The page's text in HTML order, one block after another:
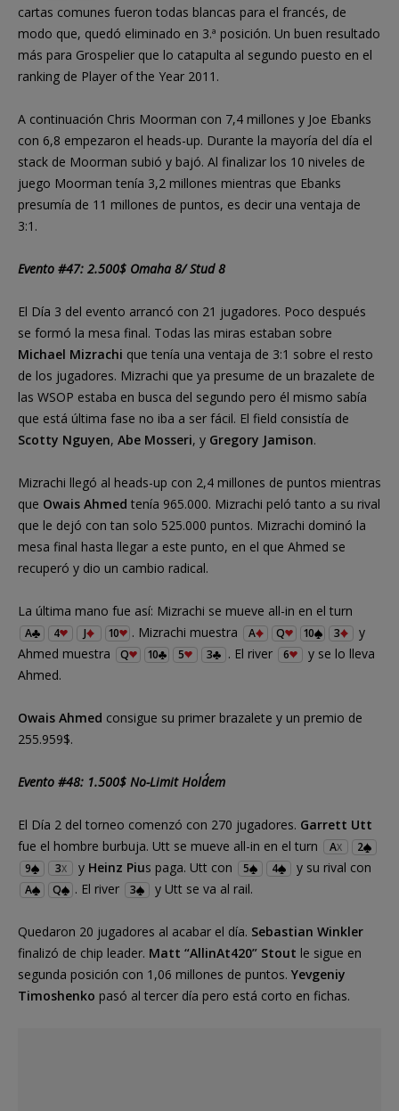
cartas comunes fueron todas blancas para el francés, de
modo que, quedó eliminado en 3.ª posición. Un buen resultado
más para Grospelier que lo catapulta al segundo puesto en el
ranking de Player of the Year 2011.
A continuación Chris Moorman con 7,4 millones y Joe Ebanks
con 6,8 empezaron el heads-up. Durante la mayoría del día el
stack de Moorman subió y bajó. Al finalizar los 10 niveles de
juego Moorman tenía 3,2 millones mientras que Ebanks
presumía de 11 millones de puntos, es decir una ventaja de
3:1.
Evento #47: 2.500$ Omaha 8/ Stud 8
El Día 3 del evento arrancó con 21 jugadores. Poco después
se formó la mesa final. Todas las miras estaban sobre
Michael Mizrachi que tenía una ventaja de 3:1 sobre el resto
de los jugadores. Mizrachi que ya presume de un brazalete de
las WSOP estaba en busca del segundo pero él mismo sabía
que está última fase no iba a ser fácil. El field consistía de
Scotty Nguyen, Abe Mosseri, y Gregory Jamison.
Mizrachi llegó al heads-up con 2,4 millones de puntos mientras
que Owais Ahmed tenía 965.000. Mizrachi peló tanto a su rival
que le dejó con tan solo 525.000 puntos. Mizrachi dominó la
mesa final hasta llegar a este punto, en el que Ahmed se
recuperó y dio un cambio radical.
La última mano fue así: Mizrachi se mueve all-in en el turn
A 4 J 10 . Mizrachi muestra A Q 10 3
y
Ahmed muestra
Q 10 5 3 . El river 6
y se lo lleva
Ahmed.
Owais Ahmed consigue su primer brazalete y un premio de
255.959$.
Evento #48: 1.500$ No-Limit Hold´em
El Día 2 del torneo comenzó con 270 jugadores. Garrett Utt
fue el hombre burbuja. Utt se mueve all-in en el turn
AX
2
9
3X y Heinz Pius paga. Utt con 5 4 y su rival con
A Q . El river 3 y Utt se va al rail.
Quedaron 20 jugadores al acabar el día. Sebastian Winkler
finalizó de chip leader. Matt “AllinAt420” Stout le sigue en
segunda posición con 1,06 millones de puntos. Yevgeniy
Timoshenko pasó al tercer día pero está corto en fichas.